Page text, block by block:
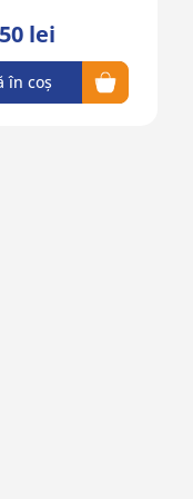
lei
în coș